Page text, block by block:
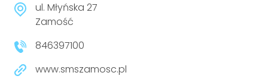
ul. Młyńska 27
Zamość
846397100
www.smszamosc.pl